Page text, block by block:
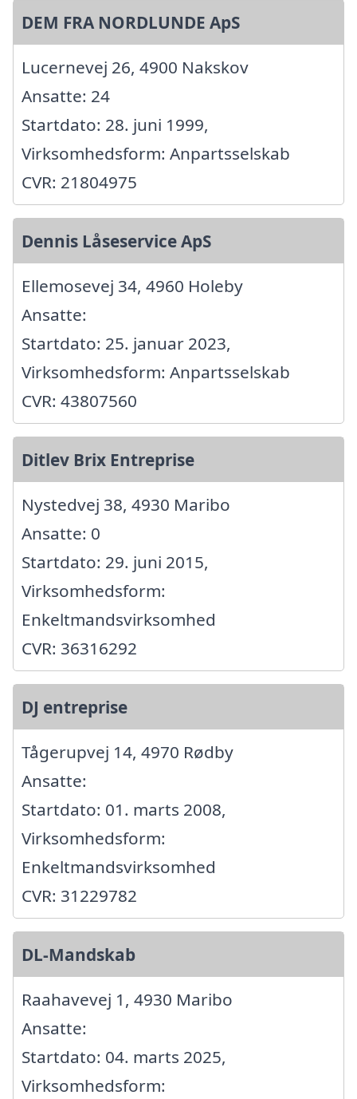
DEM FRA NORDLUNDE ApS
Lucernevej 26, 4900 Nakskov
Ansatte: 24
Startdato: 28. juni 1999,
Virksomhedsform: Anpartsselskab
CVR: 21804975
Dennis Låseservice ApS
Ellemosevej 34, 4960 Holeby
Ansatte:
Startdato: 25. januar 2023,
Virksomhedsform: Anpartsselskab
CVR: 43807560
Ditlev Brix Entreprise
Nystedvej 38, 4930 Maribo
Ansatte: 0
Startdato: 29. juni 2015,
Virksomhedsform:
Enkeltmandsvirksomhed
CVR: 36316292
DJ entreprise
Tågerupvej 14, 4970 Rødby
Ansatte:
Startdato: 01. marts 2008,
Virksomhedsform:
Enkeltmandsvirksomhed
CVR: 31229782
DL-Mandskab
Raahavevej 1, 4930 Maribo
Ansatte:
Startdato: 04. marts 2025,
Virksomhedsform: